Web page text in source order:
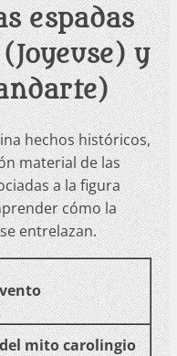
espadas
y
hechos históricos,
material de las
a la figura
cómo la
entrelazan.
mito carolingio